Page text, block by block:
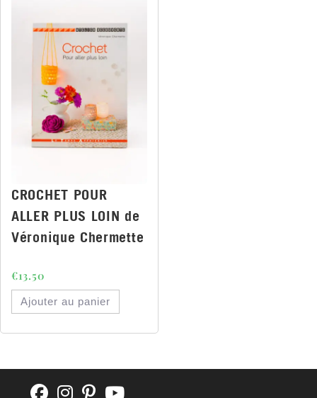
CROCHET POUR
ALLER PLUS LOIN de
Véronique Chermette
€13.50
Ajouter au panier